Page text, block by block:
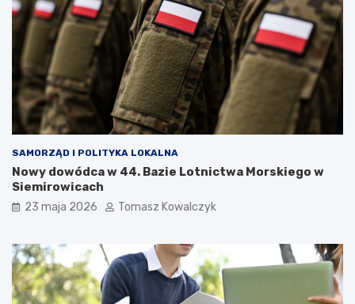
SAMORZĄD I POLITYKA LOKALNA
Nowy dowódca w 44. Bazie Lotnictwa Morskiego w
Siemirowicach
23 maja 2026 Tomasz Kowalczyk